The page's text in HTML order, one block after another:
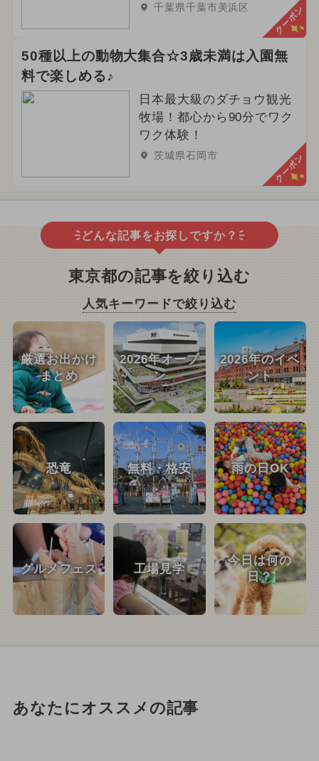
千葉県千葉市美浜区 クーポン
50種以上の動物大集合☆3歳未満は入園無
料で楽しめる♪
日本最大級のダチョウ観光
牧場！都心から90分でワク
ワク体験！
茨城県石岡市 クーポン
どんな記事をお探しですか？
東京都の記事を絞り込む
人気キーワードで絞り込む
厳選お出かけ
まとめ
2026年オープ
ン
2026年のイベ
ント
恐竜 無料・格安 雨の日OK
グルメフェス 工場見学
今日は何の
日？
あなたにオススメの記事